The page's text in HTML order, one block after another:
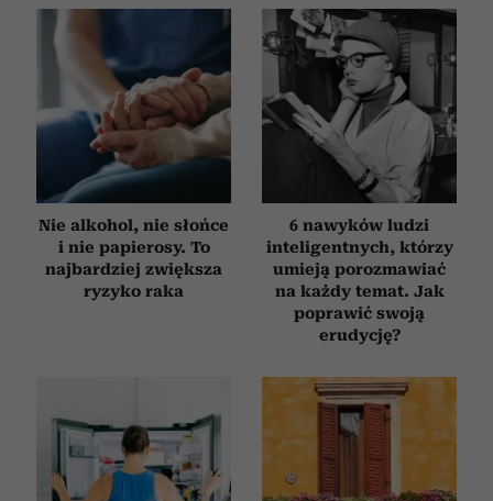
Nie alkohol, nie słońce
i nie papierosy. To
najbardziej zwiększa
ryzyko raka
6 nawyków ludzi
inteligentnych, którzy
umieją porozmawiać
na każdy temat. Jak
poprawić swoją
erudycję?